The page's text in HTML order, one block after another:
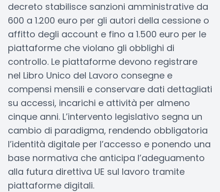
decreto stabilisce sanzioni amministrative da
600 a 1.200 euro per gli autori della cessione o
affitto degli account e fino a 1.500 euro per le
piattaforme che violano gli obblighi di
controllo. Le piattaforme devono registrare
nel Libro Unico del Lavoro consegne e
compensi mensili e conservare dati dettagliati
su accessi, incarichi e attività per almeno
cinque anni. L’intervento legislativo segna un
cambio di paradigma, rendendo obbligatoria
l’identità digitale per l’accesso e ponendo una
base normativa che anticipa l’adeguamento
alla futura direttiva UE sul lavoro tramite
piattaforme digitali.